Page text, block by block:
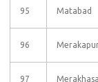
95 Matabad
96
97